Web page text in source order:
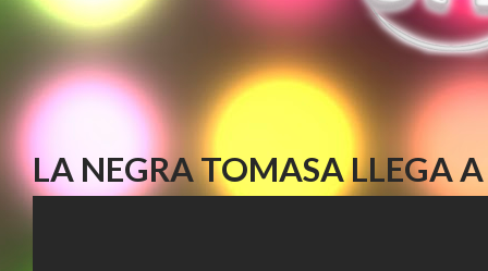
LA NEGRA TOMASA LLEGA